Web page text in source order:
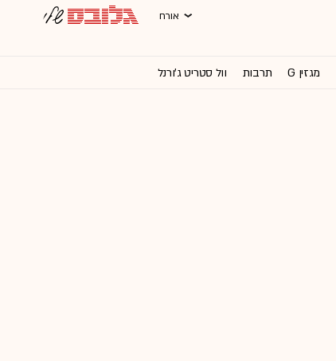
אורח
מגזין G תרבות וול סטריט ג'ורנל